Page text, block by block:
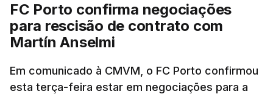
FC Porto confirma negociações
para rescisão de contrato com
Martín Anselmi
Em comunicado à CMVM, o FC Porto confirmou
esta terça-feira estar em negociações para a